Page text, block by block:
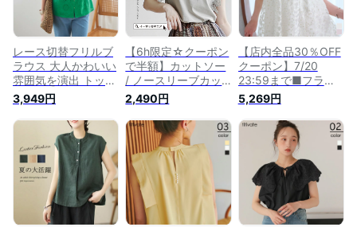
レース切替フリルブ
ラウス 大人かわいい
雰囲気を演出 トップ
ス レディース ブラ
ウス シャツ ノース
リーブ フリル ボタ
ン 刺繍 コットン 綿
シンプル【メール便
可／100】
3,949円
【6h限定☆クーポン
で半額】カットソー
/ ノースリーブカッ
トソー 。 レディー
ス トップス Tシャツ
プルオーバー ノース
リーブ フレンチスリ
ーブ レース 綿100％
コットン ゆったり
夏 【メール便可22】
◆ショルダーレース
ノースリーブカット
ソー
2,490円
【店内全品30％OFF
クーポン】7/20
23:59まで■フラワ
ーレースシアーブラ
ウス トップス レデ
ィース ブラウス シ
ャツ プルオーバー
ノースリーブ フレン
チスリーブ フレア A
ライン レース シア
ー 花柄【メール便可
／100】
5,269円